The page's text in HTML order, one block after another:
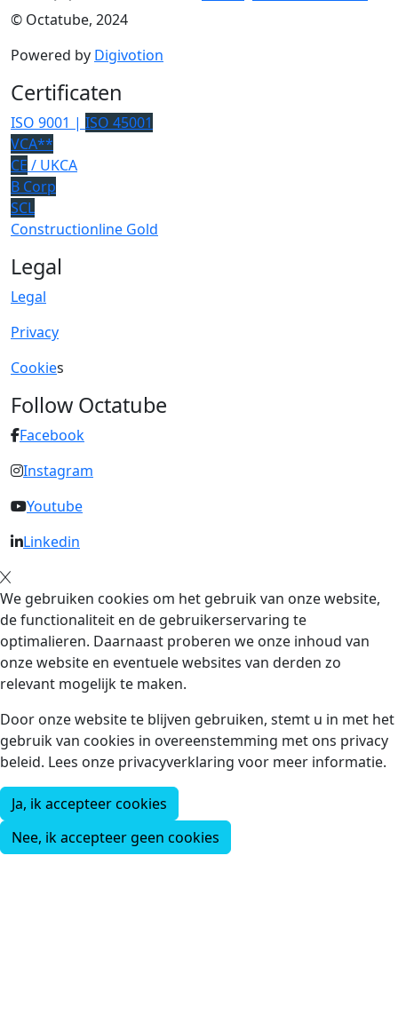
© Octatube, 2024
Powered by Digivotion
Certificaten
ISO 9001 | ISO 45001
VCA**
CE / UKCA
B Corp
SCL
Constructionline Gold
Legal
Legal
Privacy
Cookies
Follow Octatube
Facebook
Instagram
Youtube
Linkedin
We gebruiken cookies om het gebruik van onze website,
de functionaliteit en de gebruikerservaring te
optimalieren. Daarnaast proberen we onze inhoud van
onze website en eventuele websites van derden zo
relevant mogelijk te maken.
Door onze website te blijven gebruiken, stemt u in met het
gebruik van cookies in overeenstemming met ons privacy
beleid. Lees onze privacyverklaring voor meer informatie.
Ja, ik accepteer cookies
Nee, ik accepteer geen cookies